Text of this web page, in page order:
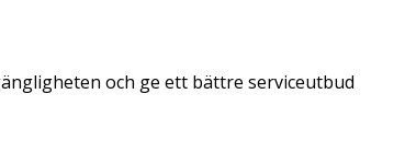
och ge ett bättre serviceutbud